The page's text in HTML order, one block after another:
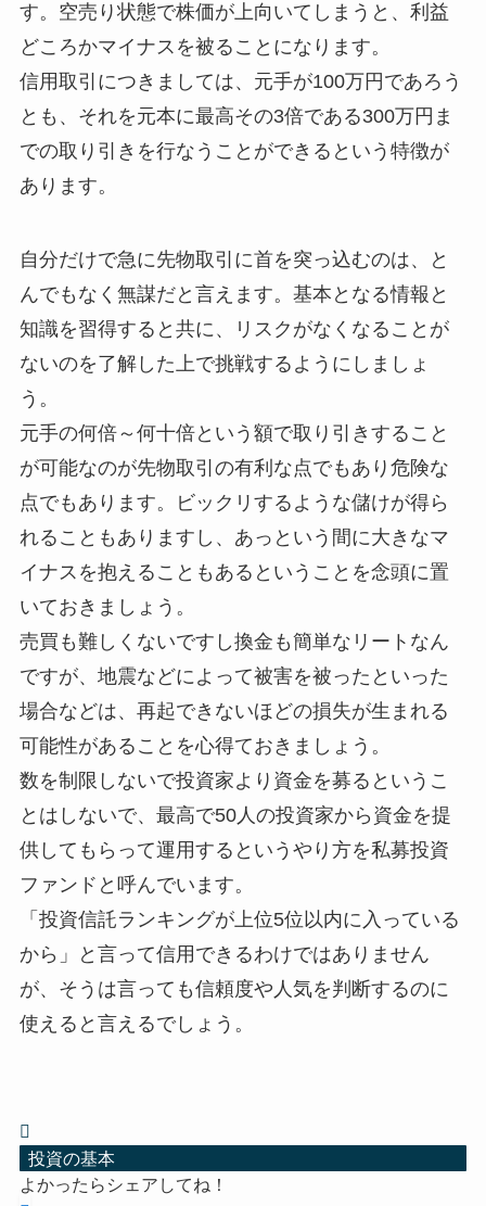
す。空売り状態で株価が上向いてしまうと、利益
どころかマイナスを被ることになります。
信用取引につきましては、元手が100万円であろう
とも、それを元本に最高その3倍である300万円ま
での取り引きを行なうことができるという特徴が
あります。
自分だけで急に先物取引に首を突っ込むのは、と
んでもなく無謀だと言えます。基本となる情報と
知識を習得すると共に、リスクがなくなることが
ないのを了解した上で挑戦するようにしましょ
う。
元手の何倍～何十倍という額で取り引きすること
が可能なのが先物取引の有利な点でもあり危険な
点でもあります。ビックリするような儲けが得ら
れることもありますし、あっという間に大きなマ
イナスを抱えることもあるということを念頭に置
いておきましょう。
売買も難しくないですし換金も簡単なリートなん
ですが、地震などによって被害を被ったといった
場合などは、再起できないほどの損失が生まれる
可能性があることを心得ておきましょう。
数を制限しないで投資家より資金を募るというこ
とはしないで、最高で50人の投資家から資金を提
供してもらって運用するというやり方を私募投資
ファンドと呼んでいます。
「投資信託ランキングが上位5位以内に入っている
から」と言って信用できるわけではありません
が、そうは言っても信頼度や人気を判断するのに
使えると言えるでしょう。
投資の基本
よかったらシェアしてね！